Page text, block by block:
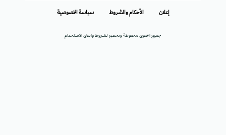
جميع الحقوق محفوظة وتخضع لشروط واتفاق الاستخدام
إعلان الأحكام والشروط سياسة الخصوصية